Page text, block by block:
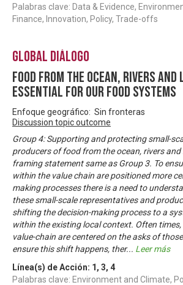
Palabras clave: Data & Evidence,
Finance, Innovation, Policy, Trade-offs
Global Diálogo
Food from the ocean, rivers and
essential for our food systems
Enfoque geográfico: Sin fronteras
Discussion topic outcome
Group 4: Supporting and protecting small-
producers of food from the ocean, rivers and
framing statement same as Group 3. To
within the value chain are positioned more
making processes there is a need to
these small-scale representatives and
shifting the decision-making process to a
within the existing local context. Often
value-chain are centered on the asks of
ensure this shift happens, ther... Leer más
Línea(s) de Acción: 1 , 3, 4
Palabras clave: Environment and Climate,